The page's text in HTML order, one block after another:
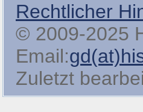
Rechtlicher
© 2009-2025
Email:
Zuletzt